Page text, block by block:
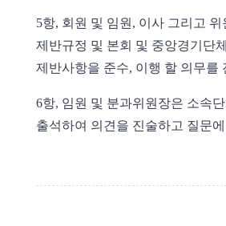
5항, 회원 및 임원, 이사 그리고 위
제반규정 및 본회 및 중앙경기단
제반사항을 준수, 이행 할 의무를
6항, 임원 및 분과위원장은 소속
출석하여 의견을 진술하고 질문